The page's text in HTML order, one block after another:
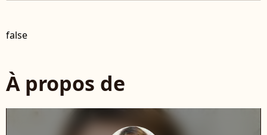
false
À propos de